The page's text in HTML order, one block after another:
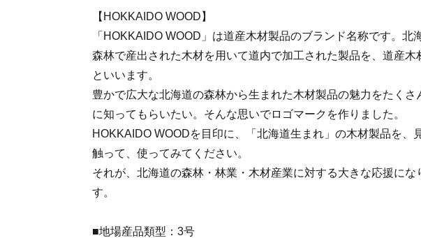
【HOKKAIDO WOOD】
「HOKKAIDO WOOD」は道産木材製品のブランド名称です。北
森林で産出された木材を用いて道内で加工された製品を、道産木
といいます。
豊かで広大な北海道の森林から生まれた木材製品の魅力をたくさ
に知ってもらいたい。そんな思いでロゴマークを作りました。
HOKKAIDO WOODを目印に、「北海道生まれ」の木材製品を、
触って、使ってみてください。
それが、北海道の森林・林業・木材産業に対する大きな応援にな
す。
■地場産品類型：3号